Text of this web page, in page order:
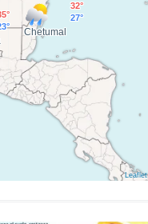
32°
27°
Chetumal
Leaflet